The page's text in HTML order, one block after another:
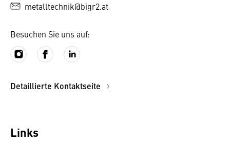
metalltechnik@bigr2.at
Besuchen Sie uns auf:
Detaillierte Kontaktseite
Links